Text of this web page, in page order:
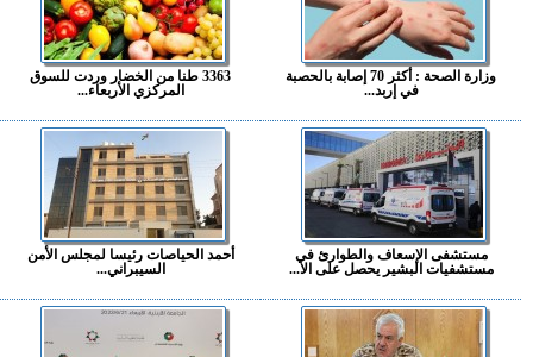
وزارة الصحة : أكثر 70 إصابة بالحصبة
في إربد...
3363 طنا من الخضار وردت للسوق
المركزي الأربعاء...
مستشفى الإسعاف والطوارئ في
مستشفيات البشير يحصل على الا...
أحمد الحياصات رئيسا لمجلس الأمن
السيبراني...